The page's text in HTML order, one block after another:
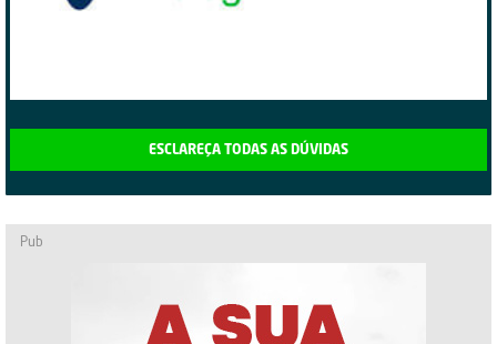
ESCLAREÇA TODAS AS DÚVIDAS